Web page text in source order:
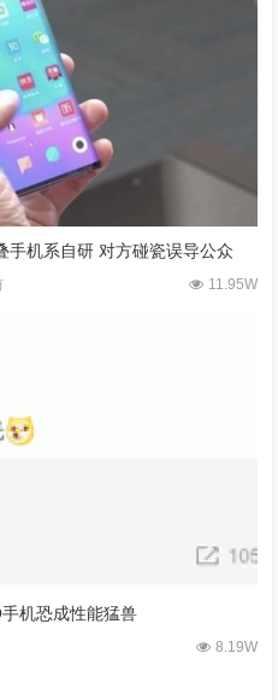
手机系自研 对方碰瓷误导公众
11.95W
机恐成性能猛兽
8.19W